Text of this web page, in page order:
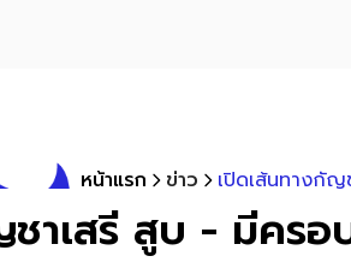
หน้าแรก ข่าว เปิดเส้นทางกั
าเสรี สูบ - มีคร